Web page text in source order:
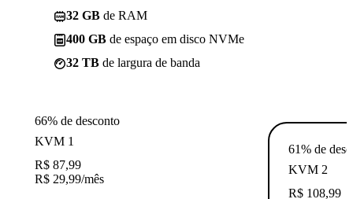
32 GB de RAM
400 GB de espaço em disco NVMe
32 TB de largura de banda
66% de desconto
KVM 1
R$ 87,99
R$ 29,99/mês
61% de
KVM 2
R$ 108,99